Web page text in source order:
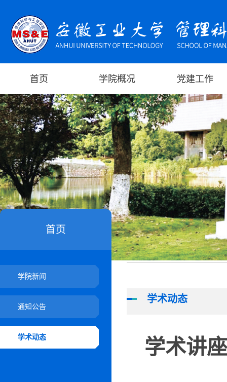
首页 学院概况 党建工作
首页
学院新闻
通知公告
学术动态
学术动态
学术讲